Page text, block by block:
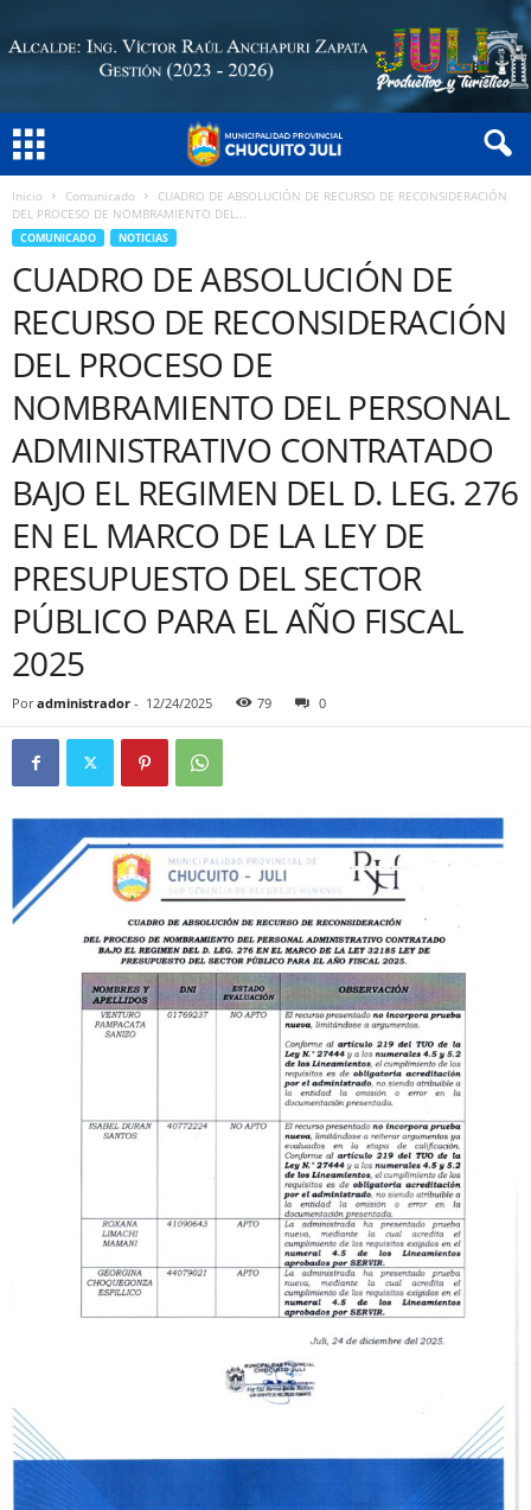
Inicio Comunicado
CUADRO DE ABSOLUCIÓN DE RECURSO DE RECONSIDERACIÓN
DEL PROCESO DE NOMBRAMIENTO DEL...
COMUNICADO NOTICIAS
CUADRO DE ABSOLUCIÓN DE
RECURSO DE RECONSIDERACIÓN
DEL PROCESO DE
NOMBRAMIENTO DEL PERSONAL
ADMINISTRATIVO CONTRATADO
BAJO EL REGIMEN DEL D. LEG. 276
EN EL MARCO DE LA LEY DE
PRESUPUESTO DEL SECTOR
PÚBLICO PARA EL AÑO FISCAL
2025
Por administrador - 12/24/2025 79 0